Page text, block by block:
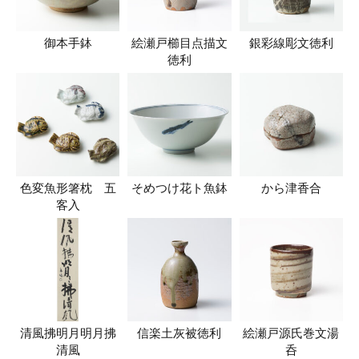
御本手鉢
絵瀬戸櫛目点描文
徳利
銀彩線彫文徳利
色変魚形箸枕 五
客入
そめつけ花ト魚鉢 から津香合
清風拂明月明月拂
清風
信楽土灰被徳利
絵瀬戸源氏巻文湯
呑